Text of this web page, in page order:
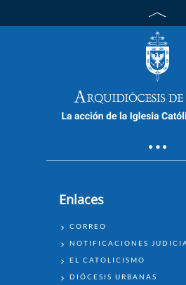
Enlaces
ENLACES
CORREO
NOTIFICACIONES
EL CATOLICISMO
DIÓCESIS URBANAS